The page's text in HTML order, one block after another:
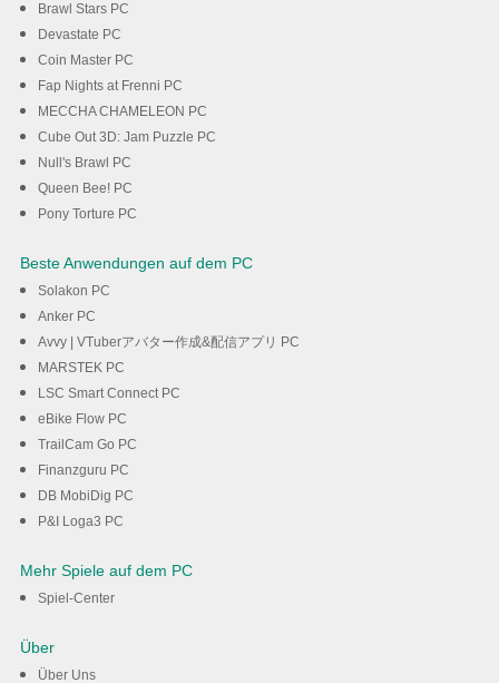
Brawl Stars PC
Devastate PC
Coin Master PC
Fap Nights at Frenni PC
MECCHA CHAMELEON PC
Cube Out 3D: Jam Puzzle PC
Null's Brawl PC
Queen Bee! PC
Pony Torture PC
Beste Anwendungen auf dem PC
Solakon PC
Anker PC
Avvy | VTuberアバター作成&配信アプリ PC
MARSTEK PC
LSC Smart Connect PC
eBike Flow PC
TrailCam Go PC
Finanzguru PC
DB MobiDig PC
P&I Loga3 PC
Mehr Spiele auf dem PC
Spiel-Center
Über
Über Uns